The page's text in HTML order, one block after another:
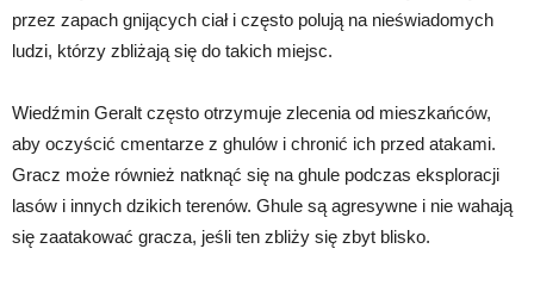
przez zapach gnijących ciał i często polują na nieświadomych
ludzi, którzy zbliżają się do takich miejsc.
Wiedźmin Geralt często otrzymuje zlecenia od mieszkańców,
aby oczyścić cmentarze z ghulów i chronić ich przed atakami.
Gracz może również natknąć się na ghule podczas eksploracji
lasów i innych dzikich terenów. Ghule są agresywne i nie wahają
się zaatakować gracza, jeśli ten zbliży się zbyt blisko.